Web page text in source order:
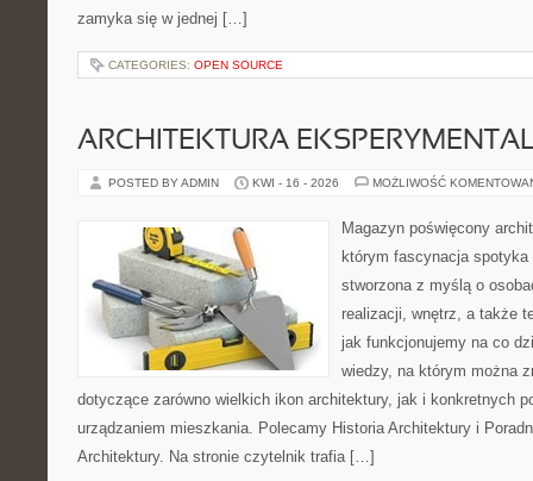
zamyka się w jednej […]
CATEGORIES: OPEN SOURCE
ARCHITEKTURA
POSTED BY ADMIN KWI - 16 - 2026 MOŻLIWOŚĆ
Magazyn poświęcony
którym fascynacja spotyka
stworzona z myślą o
realizacji, wnętrz, a także
jak funkcjonujemy na co
wiedzy, na którym można
dotyczące zarówno wielkich ikon architektury, jak i konkretnych
urządzaniem mieszkania. Polecamy Historia Architektury i
Architektury. Na stronie czytelnik trafia […]